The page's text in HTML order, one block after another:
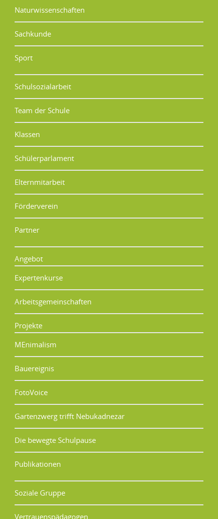
Naturwissenschaften
Sachkunde
Sport
Schulsozialarbeit
Team der Schule
Klassen
Schülerparlament
Elternmitarbeit
Förderverein
Partner
Angebot
Expertenkurse
Arbeitsgemeinschaften
Projekte
MEnimalism
Bauereignis
FotoVoice
Gartenzwerg trifft Nebukadnezar
Die bewegte Schulpause
Publikationen
Soziale Gruppe
Vertrauenspädagogen